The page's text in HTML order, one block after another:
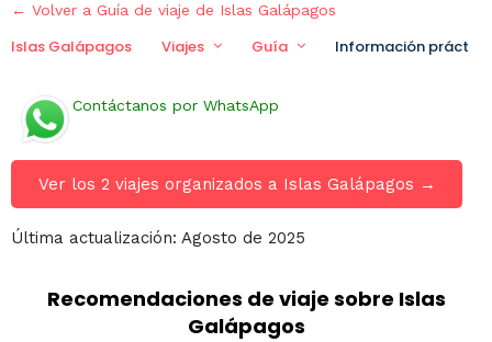
← Volver a Guía de viaje de Islas Galápagos
Islas Galápagos Viajes Guía Información práctica
Contáctanos por WhatsApp
Ver los 2 viajes organizados a Islas Galápagos →
Última actualización: Agosto de 2025
Recomendaciones de viaje sobre Islas
Galápagos